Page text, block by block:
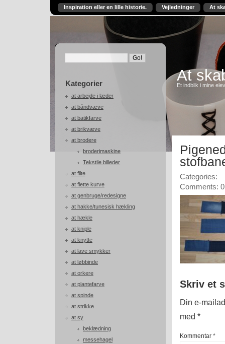
Inspiration eller en lille historie. Vejledninger At
Kategorier
at arbejde i læder
at båndvæve
at batikfarve
at brikvæve
at brodere
broderimaskine
Tekstile billeder
at filte
at flette kurve
at genbruge/redesigne
at hakke/tunesisk hækling
at hækle
at kniple
at knytte
at lave smykker
at løbbinde
at orkere
at plantefarve
at spinde
at strikke
at sy
beklædning
messehagel
At
Et indblik i mine
Categories:
Comments: 0
Skriv et
Din e-
med *
Kommentar *